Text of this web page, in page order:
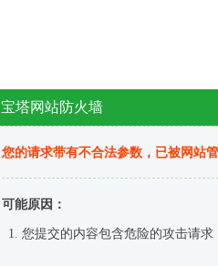
宝塔网站防火墙
您的请求带有不合法参数，已被网站
可能原因：
您提交的内容包含危险的攻击请求